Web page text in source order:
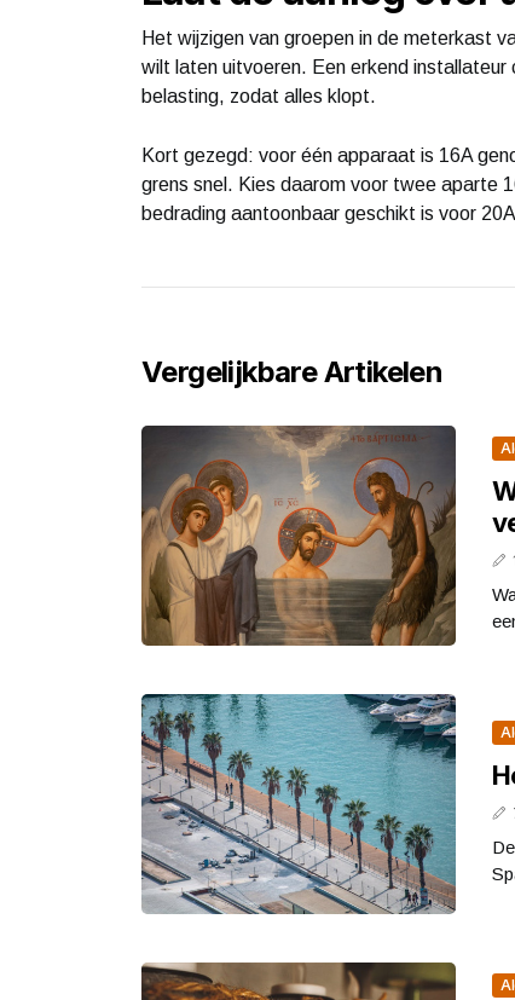
Het wijzigen van groepen in de meterkast
wilt laten uitvoeren. Een erkend
belasting, zodat alles klopt.
Kort gezegd: voor één apparaat is 16A
grens snel. Kies daarom voor twee aparte
bedrading aantoonbaar geschikt is voor
Vergelijkbare Artikelen